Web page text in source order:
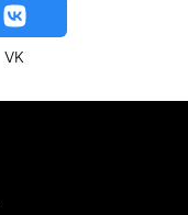
VK